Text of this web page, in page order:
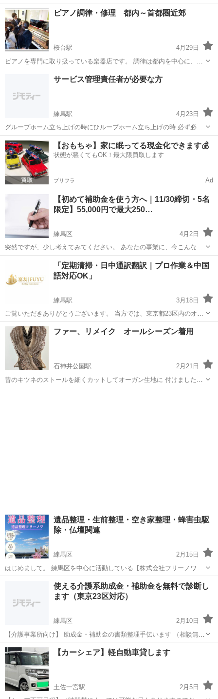
個人様へご案内です。 現在、グループホームの増加に伴い サービス管
理責任者（サビ管） の確保が難しい状況が続いています。 基礎研修＋
実践研修を修了...
東京 練馬区 練馬駅 その他 グループホーム
ピアノ調律・修理 都内～首都圏近郊
桜台駅
4月29日
ピアノを専門に取り扱っている楽器店です。 調律は都内を中心に、首
都圏近郊までお伺いいたします。 ＜ピアノ調律＞ ピアノはバイオリン
やギター等と同じように、弦を振動させて音を出す楽器、正しい音階
桜台駅 その他 ピアノ調律
サービス管理責任者が必要な方
練馬駅
4月23日
グループホーム立ち上げの時にひループホーム立ち上げの時 必ず必要
とされるのが サービス管理責任者 (サビ菅)です。 比較的緩い時期 サ
ビ菅の資格を取得 今は2年のOグループホーム立ち上げの時にひルー
プホーム立ち上...
東京 練馬区 練馬駅 その他 グループホーム
【おもちゃ】家に眠ってる現金化できます💰
状態が悪くてもOK！最大限買取します
プリフラ Ad
【初めて補助金を使う方へ｜11/30締切・5名
限定】55,000円で最大250…
練馬区
4月2日
突然ですが、少し考えてみてください。 あなたの事業に、今こんな課
題はありませんか？ □ 新しい設備を導入したいが、資金が足りない □
広告や宣伝にお金をかけたいが、なかなか踏み切れない □ ホームペー
ジを作りたい...
その他 料金
「定期清掃・日中通訳翻訳｜プロ作業＆中国
語対応OK」
練馬駅
3月18日
ご覧いただきありがとうございます。 当方では、東京都23区内のオフ
ィス・店舗・学校等の様々な施設のビルメンテナンス、定期清掃エア
コン洗浄・フォト編集・ホームページ制作・日中通訳、翻訳を承って
おります。 経験豊富なプロ...
東京 練馬区 その他
ファー、リメイク オールシーズン着用
石神井公園駅
2月21日
昔のキツネのストールを細くカットしてオーガン生地に 付けました。
遺品整理・生前整理・空き家整理・蜂害虫駆
除・仏壇関連
練馬区
2月15日
はじめまして。 練馬区を中心に活動している【株式会社フリーノワ】
です。 ✔ 遺品整理 ✔ 生前整理 ✔ 空き家整理 ✔ 蜂・害虫駆除 ✔ 仏
壇・仏具のご相談も可能 大切なお品物を、ひとつひとつ丁寧に仕分...
その他 害虫駆除
使える介護系助成金・補助金を無料で診断し
ます（東京23区対応）
練馬区
2月10日
【介護事業所向け】 助成金・補助金の書類整理手伝います （相談無
料） 都内の介護事業所で働いています。 日常的に助成金・補助金申請
の業務を担当しています。 「制度は知ってるけど手が回らない」 「書
類が面倒で止まっている」...
東京 練馬区 無料
【カーシェア】軽自動車貸します
土佐一宮駅
2月5日